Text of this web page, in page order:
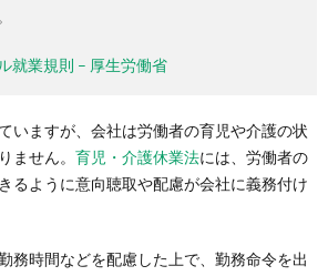
就業規則 – 厚生労働省
いますが、会社は労働者の育児や介護の状
ません。 育児・介護休業法には、労働者の
るように意向聴取や配慮が会社に義務付け
務時間などを配慮した上で、勤務命令を出